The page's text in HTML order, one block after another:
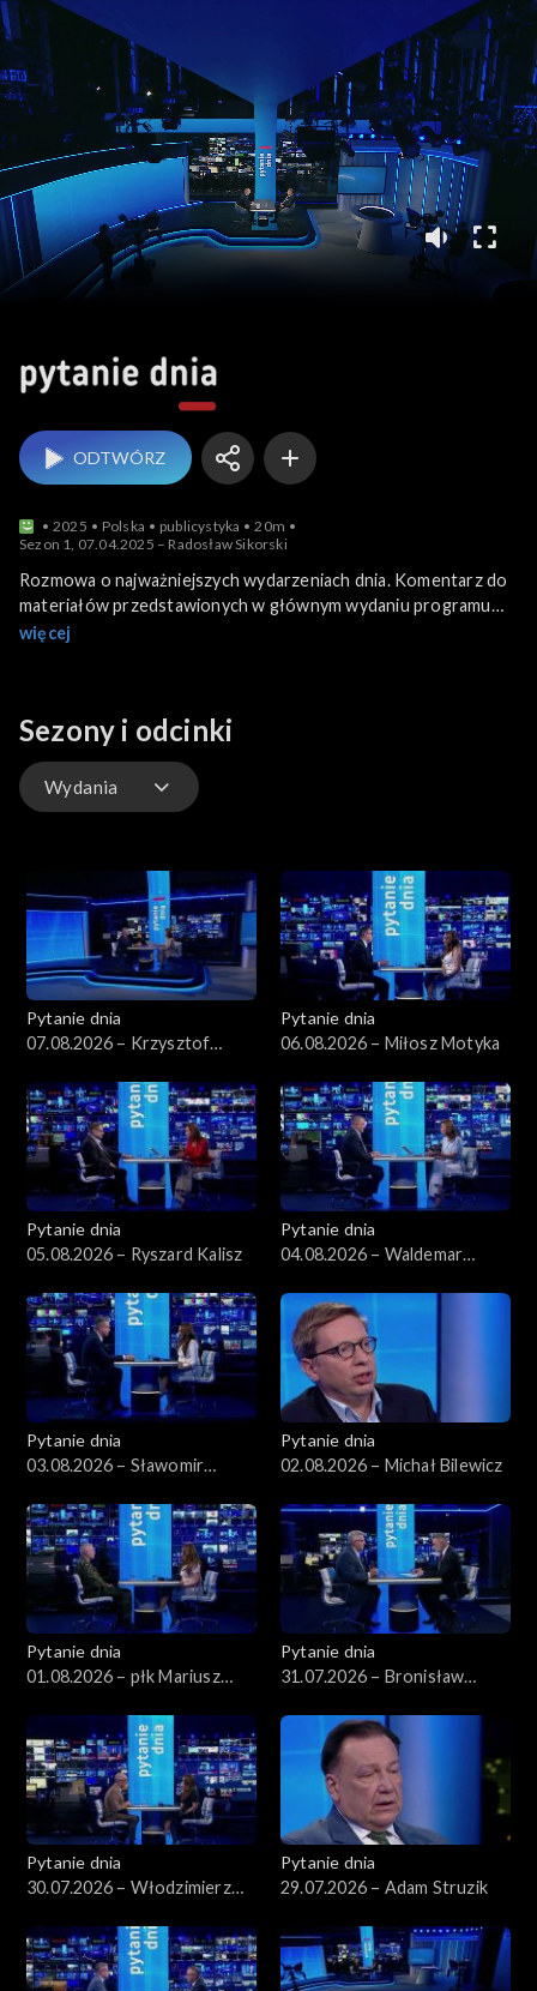
ODTWÓRZ
2025 Polska publicystyka
20m
Sezon 1, 07.04.2025 – Radosław Sikorski
Rozmowa o najważniejszych wydarzeniach dnia. Komentarz do
materiałów przedstawionych w głównym wydaniu programu
informacyjnego.
więcej
Sezony i odcinki
Wydania
Pytanie dnia
07.08.2026 – Krzysztof
Pytanie dnia
06.08.2026 – Miłosz Motyka
Pytanie dnia
05.08.2026 – Ryszard Kalisz
Pytanie dnia
04.08.2026 – Waldemar
Pytanie dnia
03.08.2026 – Sławomir
Pytanie dnia
02.08.2026 – Michał Bilewicz
Pytanie dnia
01.08.2026 – płk Mariusz
Pytanie dnia
31.07.2026 – Bronisław
Pytanie dnia
30.07.2026 – Włodzimierz
Pytanie dnia
29.07.2026 – Adam Struzik